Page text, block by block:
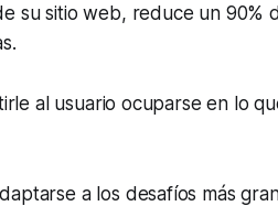
su sitio web, reduce un 90%
al usuario ocuparse en lo
a los desafíos más